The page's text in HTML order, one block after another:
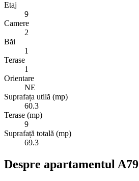
Etaj
9
Camere
2
Băi
1
Terase
1
Orientare
NE
Suprafața utilă (mp)
60.3
Terase (mp)
9
Suprafață totală (mp)
69.3
Despre apartamentul A79